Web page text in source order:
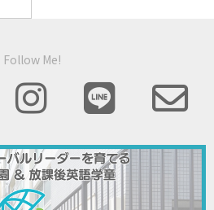
Follow Me!